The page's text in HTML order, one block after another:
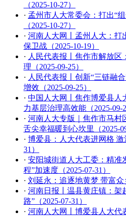
（2025-10-27）
· 孟州市人大常委会：打出“
（2025-10-27）
· 河南人大网丨孟州人大：打
保卫战（2025-10-19）
· 人民代表报丨焦作市解放区
理（2025-09-25）
· 人民代表报丨创新“三链融
增效（2025-09-25）
· 中国人大网丨焦作博爱县人
力基层治理高效能（2025-09-
· 河南人大专版｜焦作市马村
舌尖幸福暖到心坎里（2025-
· 博爱县：人大代表进网格 激
31）
· 安阳城街道人大工委：精准
程”加速度（2025-07-31）
· 刘延永：追逐地黄梦 带富众
· 河南日报丨温县黄庄镇：架
路”（2025-07-31）
· 河南人大网丨博爱县人大代